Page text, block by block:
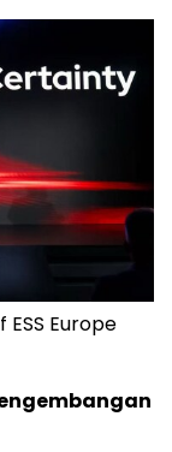
ESS Europe